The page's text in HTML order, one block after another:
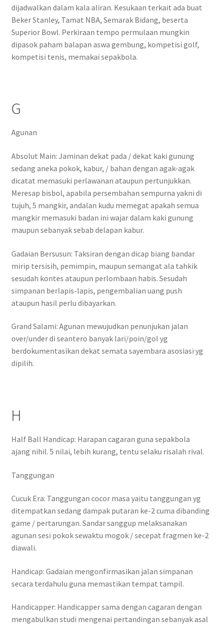
dijadwalkan dalam kala aliran. Kesukaan terkait ada buat
Beker Stanley, Tamat NBA, Semarak Bidang, beserta
Superior Bowl. Perkiraan tempo permulaan mungkin
dipasok paham balapan aswa gembung, kompetisi golf,
kompetisi tenis, memakai sepakbola.
G
Agunan
Absolut Main: Jaminan dekat pada / dekat kaki gunung
sedang aneka pokok, kabur, / bahan dengan agak-agak
dicatat memasuki perlawanan ataupun pertunjukkan.
Meresap bisbol, apabila persembahan sempurna yakni di
tujuh, 5 mangkir, andalan kudu memegat apakah semua
mangkir memasuki badan ini wajar dalam kaki gunung
maupun sebanyak sebab delapan kabur.
Gadaian Bersusun: Taksiran dengan dicap biang bandar
mirip tersisih, pemimpin, maupun semangat ala tahkik
sesudah kontes ataupun perlombaan habis. Sesudah
simpanan berlapis-lapis, pengembalian uang push
ataupun hasil perlu dibayarkan.
Grand Salami: Agunan mewujudkan penunjukan jalan
over/under di seantero banyak lari/poin/gol yg
berdokumentasikan dekat semata sayembara asosiasi yg
dipilih.
H
Half Ball Handicap: Harapan cagaran guna sepakbola
ajang nihil. 5 nilai, lebih kurang, tentu selaku risalah rival.
Tanggungan
Cucuk Era: Tanggungan cocor masa yaitu tanggungan yg
ditempatkan sedang dampak putaran ke-2 cuma dibanding
game / pertarungan. Sandar sanggup melaksanakan
agunan sesi pokok sewaktu mogok / secepat fragmen ke-2
diawali.
Handicap: Gadaian mengonfirmasikan jalan simpanan
secara terdahulu guna memastikan tempat tampil.
Handicapper: Handicapper sama dengan cagaran dengan
mengabulkan studi mengenai pertandingan sebanyak asal